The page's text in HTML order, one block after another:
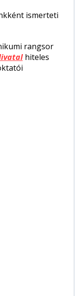
ismerteti
rangsor
hiteles